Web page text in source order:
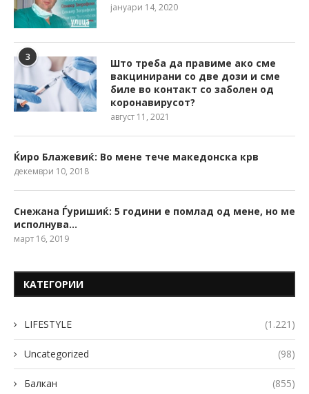
јануари 14, 2020
3
Што треба да правиме ако сме
вакцинирани со две дози и сме
биле во контакт со заболен од
коронавирусот?
август 11, 2021
Ќиро Блажевиќ: Во мене тече македонска крв
декември 10, 2018
Снежана Ѓуришиќ: 5 години е помлад од мене, но ме
исполнува…
март 16, 2019
КАТЕГОРИИ
LIFESTYLE (1.221)
Uncategorized (98)
Балкан (855)